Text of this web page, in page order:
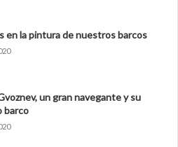
en la pintura de nuestros barcos
un gran navegante y su
barco